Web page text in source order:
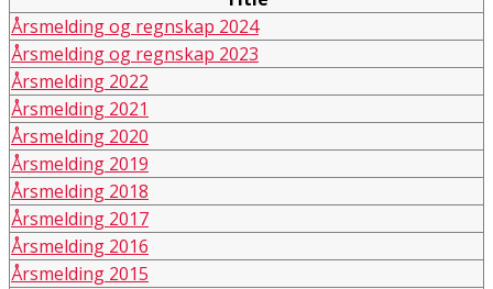
Årsmelding og regnskap 2024
Årsmelding og regnskap 2023
Årsmelding 2022
Årsmelding 2021
Årsmelding 2020
Årsmelding 2019
Årsmelding 2018
Årsmelding 2017
Årsmelding 2016
Årsmelding 2015